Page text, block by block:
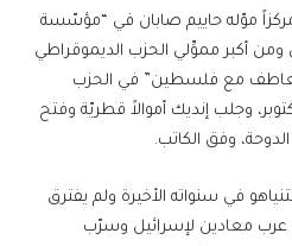
مركزاً موّله حاييم صابان في “مؤسّسة
ومن أكبر مموِّلي الحزب الديموقراطي
مع فلسطين” في الحزب
وجلب إنديك أموالاً قطريّة وفتح
وفق الكاتب.
في سنواته الأخيرة ولم يفترق
عرب معادين لإسرائيل وسرّب